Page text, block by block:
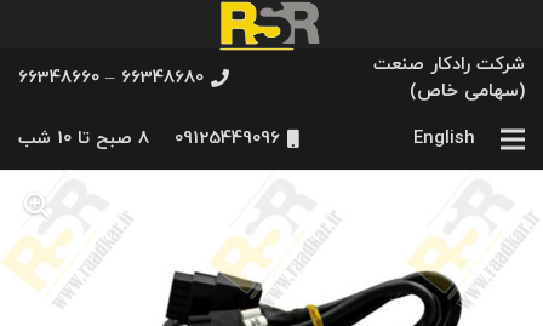
شرکت رادکار صنعت
(سهامی خاص)
66348680 – 66348660
English
09125449096 8 صبح تا 10 شب